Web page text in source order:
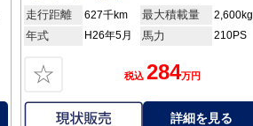
走行距離 627千km 最大積載量 2,600kg
年式 H26年5月 馬力 210PS
☆ 税込 284万円
詳細を見る